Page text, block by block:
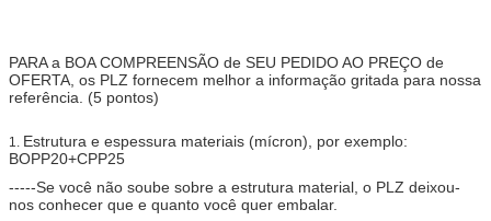
PARA a BOA COMPREENSÃO de SEU PEDIDO AO PREÇO de
OFERTA, os PLZ fornecem melhor a informação gritada para nossa
referência. (5 pontos)
1. Estrutura e espessura materiais (mícron), por exemplo:
BOPP20+CPP25
-----Se você não soube sobre a estrutura material, o PLZ deixou-
nos conhecer que e quanto você quer embalar.